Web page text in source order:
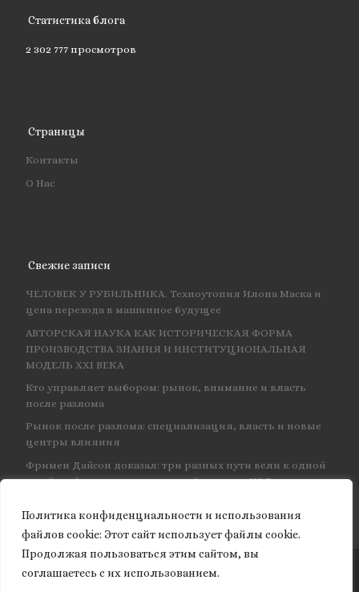
Политика конфиденциальности и использования
файлов сookie: Этот сайт использует файлы cookie.
Продолжая пользоваться этим сайтом, вы
соглашаетесь с их использованием.
Статистика блога
2 302 777 просмотров
Страницы
Контакты
О Нас
Свежие записи
ЧЕЛОВЕК У РУБИЛЬНИКА. Техноутопия Илона Маска и
цена перехода в машинное будущее
АВТОРСКАЯ НАУКА КАК ИСТОРИЧЕСКАЯ ФОРМА
ПРОИЗВОДСТВА ЗНАНИЯ И ИНСТИТУЦИОНАЛЬНАЯ
МОДЕЛЬ XXI ВЕКА
Кто управляет выбором: рынок, внимание и власть
после разлома
Рынок после разлома: специализация, власть и новые
центры влияния
Фримен Дайсон доказал: три разных пути вели к одной
и той же физике — и навсегда объединил КЭД
© 2026Granite of science– Все права защищены